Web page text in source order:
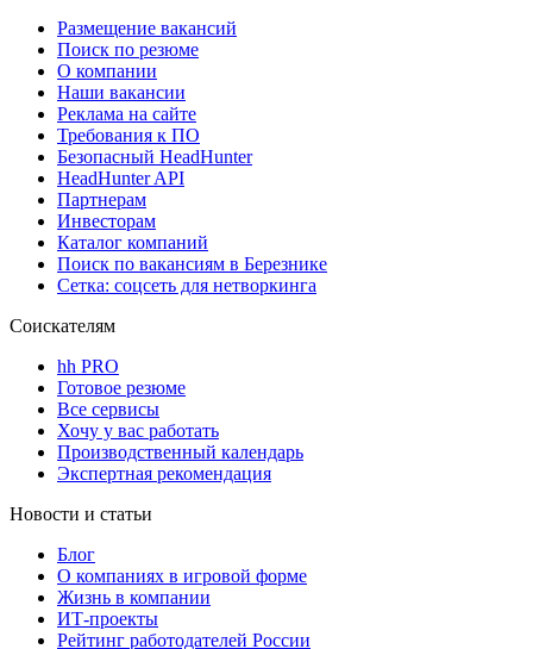
Размещение вакансий
Поиск по резюме
О компании
Наши вакансии
Реклама на сайте
Требования к ПО
Безопасный HeadHunter
HeadHunter API
Партнерам
Инвесторам
Каталог компаний
Поиск по вакансиям в Березнике
Сетка: соцсеть для нетворкинга
Соискателям
hh PRO
Готовое резюме
Все сервисы
Хочу у вас работать
Производственный календарь
Экспертная рекомендация
Новости и статьи
Блог
О компаниях в игровой форме
Жизнь в компании
ИТ-проекты
Рейтинг работодателей России